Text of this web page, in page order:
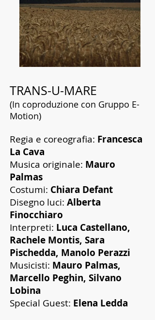
TRANS-U-MARE
(In coproduzione con Gruppo E-
Motion)
Regia e coreografia: Francesca
La Cava
Musica originale: Mauro
Palmas
Costumi: Chiara Defant
Disegno luci: Alberta
Finocchiaro
Interpreti: Luca Castellano,
Rachele Montis, Sara
Pischedda, Manolo Perazzi
Musicisti: Mauro Palmas,
Marcello Peghin, Silvano
Lobina
Special Guest: Elena Ledda